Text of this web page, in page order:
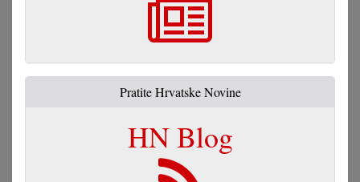
Pratite Hrvatske Novine
HN Blog